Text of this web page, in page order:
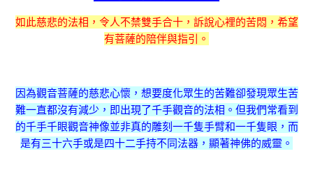
如此慈悲的法相，令人不禁雙手合十，訴說心裡的苦悶，希望
有菩薩的陪伴與指引。
因為觀音菩薩的慈悲心懷，想要度化眾生的苦難卻發現眾生苦
難一直都沒有減少，即出現了千手觀音的法相。但我們常看到
的千手千眼觀音神像並非真的雕刻一千隻手臂和一千隻眼，而
是有三十六手或是四十二手持不同法器，顯著神佛的威靈。